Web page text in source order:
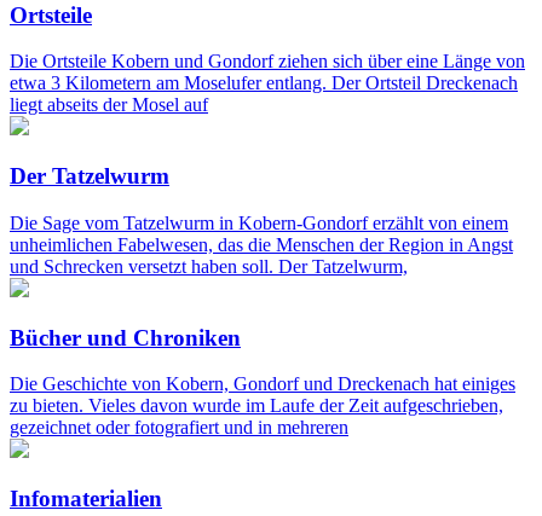
Ortsteile
Die Ortsteile Kobern und Gondorf ziehen sich über eine Länge von
etwa 3 Kilometern am Moselufer entlang. Der Ortsteil Dreckenach
liegt abseits der Mosel auf
Der Tatzelwurm
Die Sage vom Tatzelwurm in Kobern-Gondorf erzählt von einem
unheimlichen Fabelwesen, das die Menschen der Region in Angst
und Schrecken versetzt haben soll. Der Tatzelwurm,
Bücher und Chroniken
Die Geschichte von Kobern, Gondorf und Dreckenach hat einiges
zu bieten. Vieles davon wurde im Laufe der Zeit aufgeschrieben,
gezeichnet oder fotografiert und in mehreren
Infomaterialien